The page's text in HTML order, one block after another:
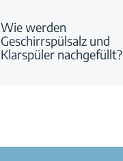
Wie werden
Geschirrspülsalz und
Klarspüler nachgefüllt?